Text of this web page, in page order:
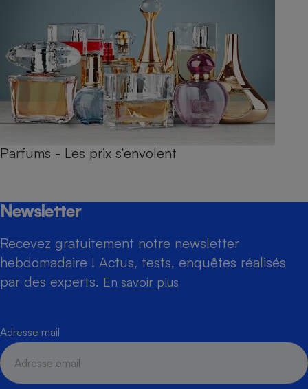
Parfums - Les prix s’envolent
Newsletter
Recevez gratuitement notre newsletter
hebdomadaire ! Actus, tests, enquêtes réalisés
par des experts. En savoir plus
Adresse mail